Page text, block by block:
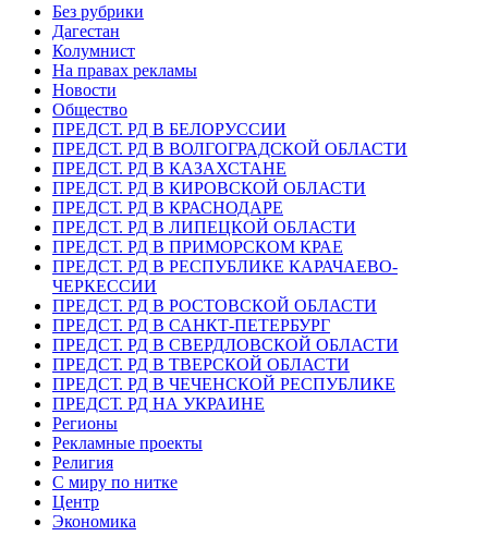
Без рубрики
Дагестан
Колумнист
На правах рекламы
Новости
Общество
ПРЕДСТ. РД В БЕЛОРУССИИ
ПРЕДСТ. РД В ВОЛГОГРАДСКОЙ ОБЛАСТИ
ПРЕДСТ. РД В КАЗАХСТАНЕ
ПРЕДСТ. РД В КИРОВСКОЙ ОБЛАСТИ
ПРЕДСТ. РД В КРАСНОДАРЕ
ПРЕДСТ. РД В ЛИПЕЦКОЙ ОБЛАСТИ
ПРЕДСТ. РД В ПРИМОРСКОМ КРАЕ
ПРЕДСТ. РД В РЕСПУБЛИКЕ КАРАЧАЕВО-
ЧЕРКЕССИИ
ПРЕДСТ. РД В РОСТОВСКОЙ ОБЛАСТИ
ПРЕДСТ. РД В САНКТ-ПЕТЕРБУРГ
ПРЕДСТ. РД В СВЕРДЛОВСКОЙ ОБЛАСТИ
ПРЕДСТ. РД В ТВЕРСКОЙ ОБЛАСТИ
ПРЕДСТ. РД В ЧЕЧЕНСКОЙ РЕСПУБЛИКЕ
ПРЕДСТ. РД НА УКРАИНЕ
Регионы
Рекламные проекты
Религия
С миру по нитке
Центр
Экономика